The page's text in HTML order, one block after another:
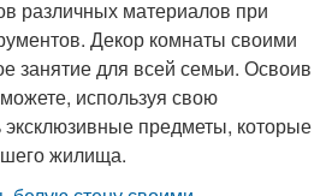
различных материалов при
Декор комнаты своими
занятие для всей семьи. Освоив
используя свою
предметы, которые
жилища.